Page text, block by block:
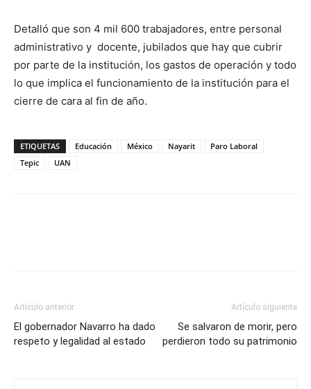
Detalló que son 4 mil 600 trabajadores, entre personal
administrativo y docente, jubilados que hay que cubrir
por parte de la institución, los gastos de operación y todo
lo que implica el funcionamiento de la institución para el
cierre de cara al fin de año.
ETIQUETAS Educación México Nayarit
Paro Laboral
Tepic
UAN
Artículo anterior
El gobernador Navarro ha dado
respeto y legalidad al estado
Artículo siguiente
Se salvaron de morir, pero
perdieron todo su patrimonio